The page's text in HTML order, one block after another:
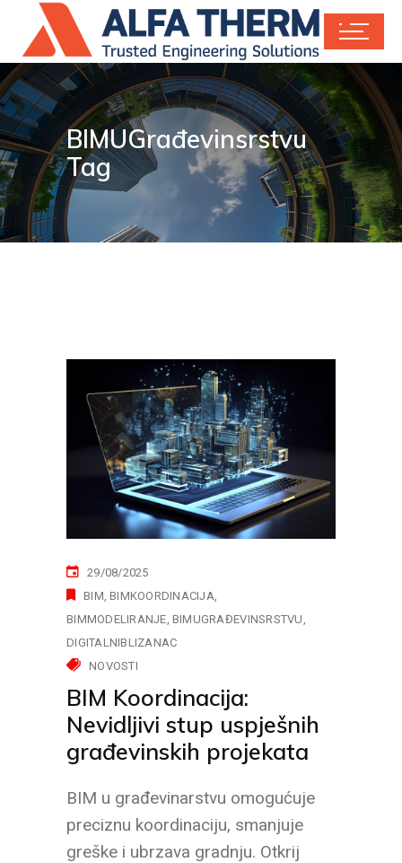
BIMUGrađevinsrstvu
Tag
29/08/2025
BIM BIMKOORDINACIJA
BIMMODELIRANJE BIMUGRAĐEVINSRSTVU
DIGITALNIBLIZANAC
NOVOSTI
BIM Koordinacija:
Nevidljivi stup uspješnih
građevinskih projekata
BIM u građevinarstvu omogućuje
preciznu koordinaciju, smanjuje
greške i ubrzava gradnju. Otkrij